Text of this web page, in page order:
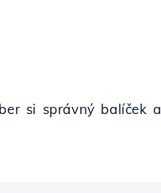
si správný balíček a